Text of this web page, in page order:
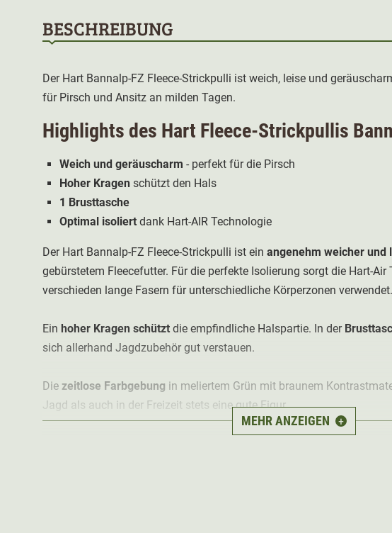
BESCHREIBUNG
Der Hart Bannalp-FZ Fleece-Strickpulli ist weich, leise und
für Pirsch und Ansitz an milden Tagen.
Highlights des Hart Fleece-Strickpullis
Weich und geräuscharm - perfekt für die Pirsch
Hoher Kragen schützt den Hals
1 Brusttasche
Optimal isoliert dank Hart-AIR Technologie
Der Hart Bannalp-FZ Fleece-Strickpulli ist ein angenehm weicher und
gebürstetem Fleecefutter. Für die perfekte Isolierung sorgt die Hart-Air
verschieden lange Fasern für unterschiedliche Körperzonen verwendet.
Ein hoher Kragen schützt die empfindliche Halspartie. In der
sich allerhand Jagdzubehör gut verstauen.
Die zeitlose Farbgebung in meliertem Grün mit braunem
Jagd als auch in der Freizeit stets eine gute Figur.
MEHR ANZEIGEN +